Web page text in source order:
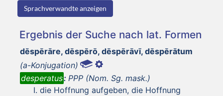
Sprachverwandte anzeigen
Ergebnis der Suche nach lat. Formen
dēspērāre, dēspērō, dēspērāvī, dēspērātum
(a-Konjugation)
desperatus: PPP (Nom. Sg. mask.)
die Hoffnung aufgeben, die Hoffnung